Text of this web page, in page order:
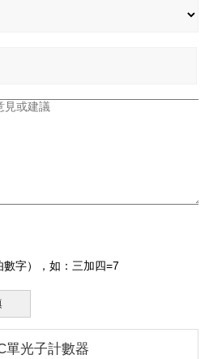
），如：三加四=7
單光子計數器